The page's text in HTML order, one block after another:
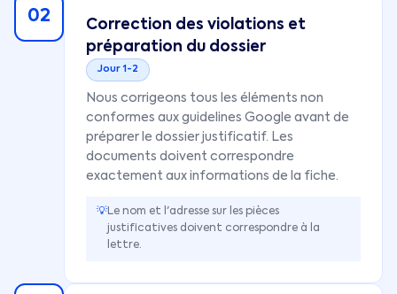
02
Correction des violations et
préparation du dossier
Jour 1-2
Nous corrigeons tous les éléments non
conformes aux guidelines Google avant de
préparer le dossier justificatif. Les
documents doivent correspondre
exactement aux informations de la fiche.
💡Le nom et l'adresse sur les pièces
justificatives doivent correspondre à la
lettre.